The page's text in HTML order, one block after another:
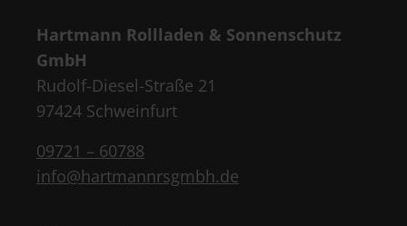
Hartmann Rollladen & Sonnenschutz
GmbH
Rudolf-Diesel-Straße 21
97424 Schweinfurt
09721 – 60788
info@hartmannrsgmbh.de